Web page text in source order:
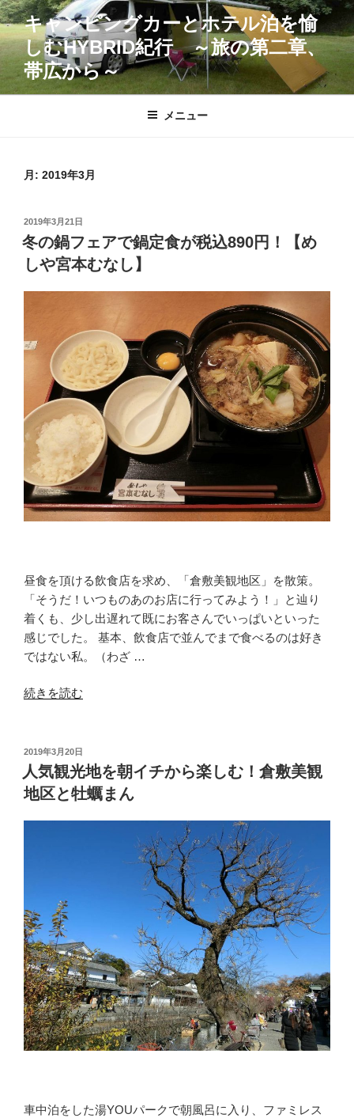
コ
ン
テ
キャンピングカーとホテル泊を愉
しむHYBRID紀行 ～旅の第二章、
帯広から～
メニュー
月: 2019年3月
投
稿
日:
2019年3月21日
冬の鍋フェアで鍋定食が税込890円！【め
しや宮本むなし】
昼食を頂ける飲食店を求め、「倉敷美観地区」を散策。
「そうだ！いつものあのお店に行ってみよう！」と辿り
着くも、少し出遅れて既にお客さんでいっぱいといった
感じでした。 基本、飲食店で並んでまで食べるのは好き
ではない私。（わざ …
“冬
フ
ェ
ア
で
鍋
込
890
円！
【め
し
や
宮
本
し】”
続きを読む
投
稿
日:
2019年3月20日
人気観光地を朝イチから楽しむ！倉敷美観
地区と牡蠣まん
車中泊をした湯YOUパークで朝風呂に入り、ファミレス